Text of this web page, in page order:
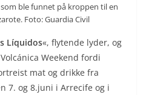
ble funnet på kroppen til en
Foto: Guardia Civil
Líquidos«, flytende lyder, og
Weekend fordi
mat og drikke fra
7. og 8.juni i Arrecife og i